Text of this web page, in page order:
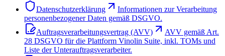
Datenschutzerklärung
Informationen zur Verarbeitung
personenbezogener Daten gemäß DSGVO.
Auftragsverarbeitungsvertrag (AVV)
AVV gemäß Art.
28 DSGVO für die Plattform Vinolin Suite, inkl. TOMs und
Liste der Unterauftragsverarbeiter.